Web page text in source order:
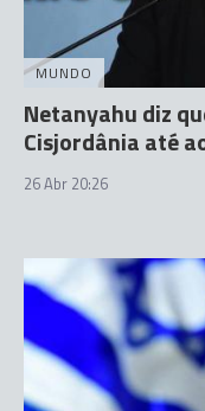
MUNDO
Netanyahu diz
Cisjordânia até
26 Abr 20:26